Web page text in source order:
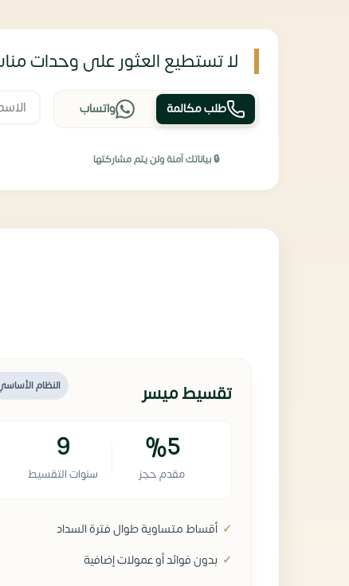
لا تستطيع العثور على وحدات
طلب مكالمة واتساب
🔒 بياناتك آمنة ولن يتم مشاركتها
النظام تقسيط ميسر
%5
مقدم حجز
9
سنوات التقسيط
أقساط متساوية طوال فترة السداد
بدون فوائد أو عمولات إضافية